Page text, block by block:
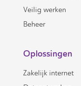
Veilig werken
Beheer
Oplossingen
Zakelijk internet